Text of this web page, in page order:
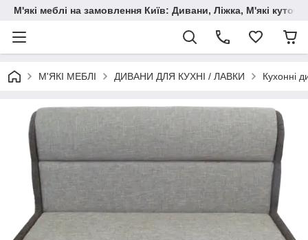
М'які меблі на замовлення Київ: Дивани, Ліжка, М'які
М'ЯКІ МЕБЛІ ДИВАНИ ДЛЯ КУХНІ / ЛАВКИ Кухонні